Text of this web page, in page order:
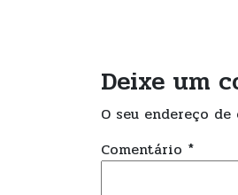
Deixe um
O seu endereço
Comentário *